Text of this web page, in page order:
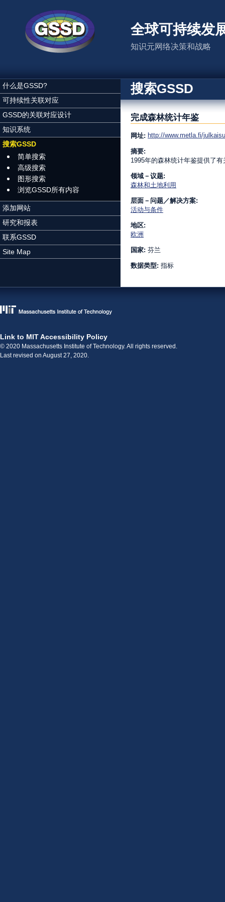
全球可持续发
知识元网络决策和战略
什么是GSSD?
可持续性关联对应
GSSD的关联对应设计
知识系统
搜索GSSD
简单搜索
高级搜索
图形搜索
浏览GSSD所有内容
添加网站
研究和报表
联系GSSD
Site Map
搜索GSSD
完成森林统计年鉴
网址: http://www.metla.fi/
摘要:
1995年的森林统计年鉴提供了
领域－议题:
森林和土地利用
层面－问题／解决方案:
活动与条件
地区:
欧洲
国家: 芬兰
数据类型: 指标
Link to MIT Accessibility Policy
© 2020 Massachusetts Institute of Technology. All rights reserved.
Last revised on August 27, 2020.